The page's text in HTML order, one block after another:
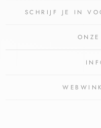
SCHRIJF JE IN
ONZE